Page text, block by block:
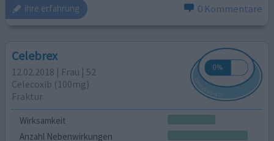
ihre erfahrung 0 Kommentare
Celebrex
12.02.2018 | Frau | 52
Celecoxib (100mg)
Fraktur
Wirksamkeit
Anzahl Nebenwirkungen